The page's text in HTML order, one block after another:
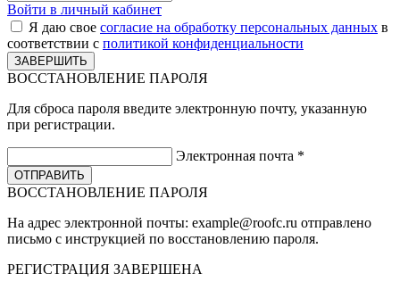
Войти в личный кабинет
Я даю свое согласие на обработку персональных данных в
соответствии с политикой конфиденциальности
ВОССТАНОВЛЕНИЕ ПАРОЛЯ
Для сброса пароля введите электронную почту, указанную
при регистрации.
Электронная почта *
ВОССТАНОВЛЕНИЕ ПАРОЛЯ
На адрес электронной почты: example@roofc.ru отправлено
письмо с инструкцией по восстановлению пароля.
РЕГИСТРАЦИЯ ЗАВЕРШЕНА